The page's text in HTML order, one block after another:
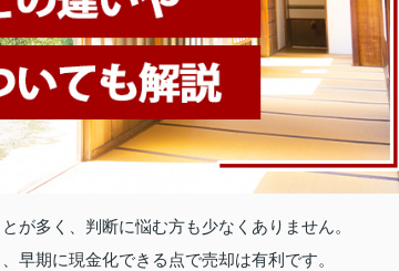
が多く、判断に悩む方も少なくありません。
早期に現金化できる点で売却は有利です。